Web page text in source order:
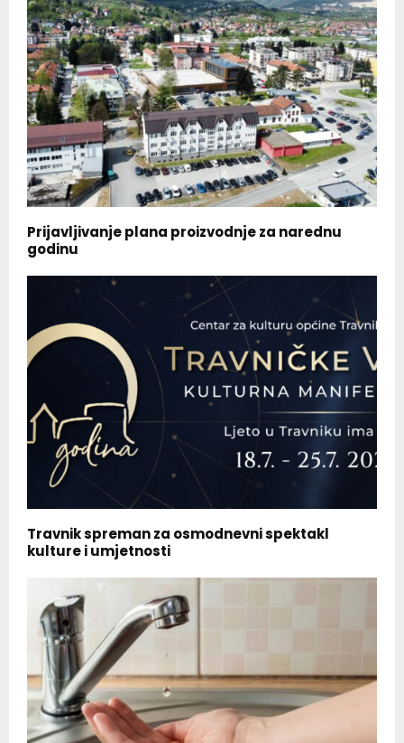
Prijavljivanje plana proizvodnje za narednu
godinu
Travnik spreman za osmodnevni spektakl
kulture i umjetnosti